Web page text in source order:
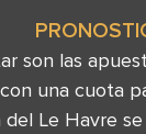
son las
una cuota
del Le Havre